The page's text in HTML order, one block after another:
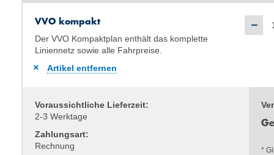
VVO kompakt
Der VVO Kompaktplan enthält das komplette
Liniennetz sowie alle Fahrpreise.
Artikel entfernen
Voraussichtliche Lieferzeit:
2-3 Werktage
Zahlungsart:
Rechnung
*